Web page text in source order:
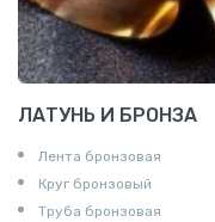
ЛАТУНЬ И БРОНЗА
Лента бронзовая
Круг бронзовый
Труба бронзовая